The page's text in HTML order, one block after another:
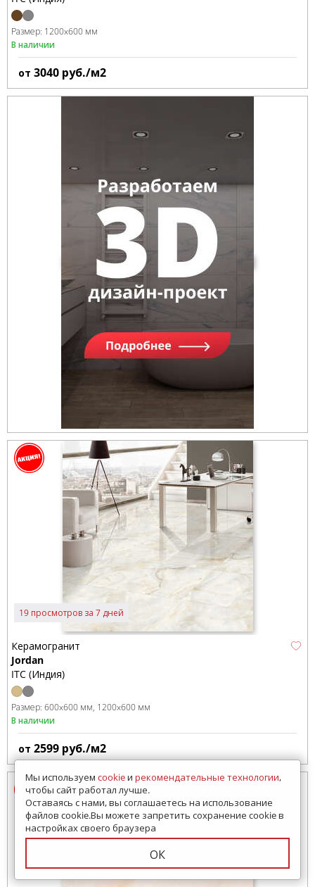
Размер: 1200x600 мм
В наличии
от 3040 руб./м2
19 просмотров за 7 дней
Керамогранит
Jordan
ITC (Индия)
Размер: 600x600 мм 1200x600 мм
В наличии
от 2599 руб./м2
Мы используем cookieи рекомендательные технологии,
чтобы сайт работал лучше.
Оставаясь с нами, вы соглашаетесь на использование
файлов cookie.Вы можете запретить сохранение cookie в
настройках своего браузера
ОК